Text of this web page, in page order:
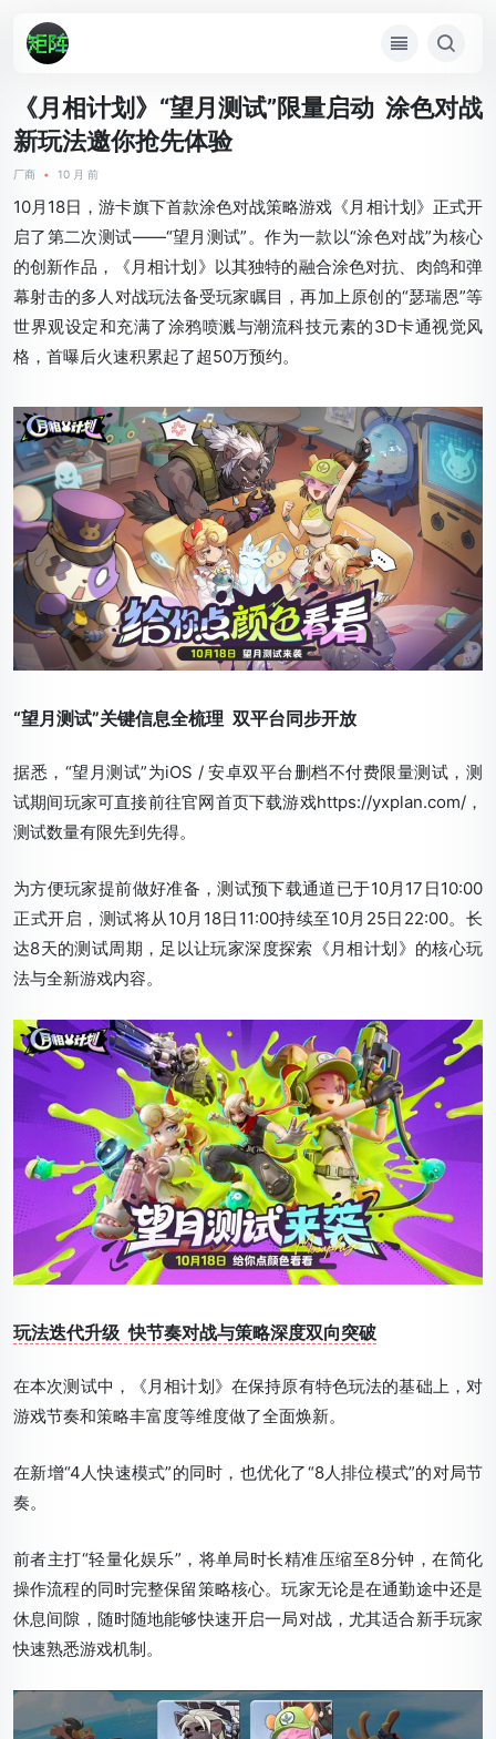
《月相计划》“望月测试”限量启动 涂色对战
新玩法邀你抢先体验
厂商 • 10 月 前
10月18日，游卡旗下首款涂色对战策略游戏《月相计划》正式开
启了第二次测试——“望月测试”。作为一款以“涂色对战”为核心
的创新作品，《月相计划》以其独特的融合涂色对抗、肉鸽和弹
幕射击的多人对战玩法备受玩家瞩目，再加上原创的“瑟瑞恩”等
世界观设定和充满了涂鸦喷溅与潮流科技元素的3D卡通视觉风
格，首曝后火速积累起了超50万预约。
“望月测试”关键信息全梳理 双平台同步开放
据悉，“望月测试”为iOS / 安卓双平台删档不付费限量测试，测
试期间玩家可直接前往官网首页下载游戏https://yxplan.com/，
测试数量有限先到先得。
为方便玩家提前做好准备，测试预下载通道已于10月17日10:00
正式开启，测试将从10月18日11:00持续至10月25日22:00。长
达8天的测试周期，足以让玩家深度探索《月相计划》的核心玩
法与全新游戏内容。
玩法迭代升级 快节奏对战与策略深度双向突破
在本次测试中，《月相计划》在保持原有特色玩法的基础上，对
游戏节奏和策略丰富度等维度做了全面焕新。
在新增“4人快速模式”的同时，也优化了“8人排位模式”的对局节
奏。
前者主打“轻量化娱乐”，将单局时长精准压缩至8分钟，在简化
操作流程的同时完整保留策略核心。玩家无论是在通勤途中还是
休息间隙，随时随地能够快速开启一局对战，尤其适合新手玩家
快速熟悉游戏机制。